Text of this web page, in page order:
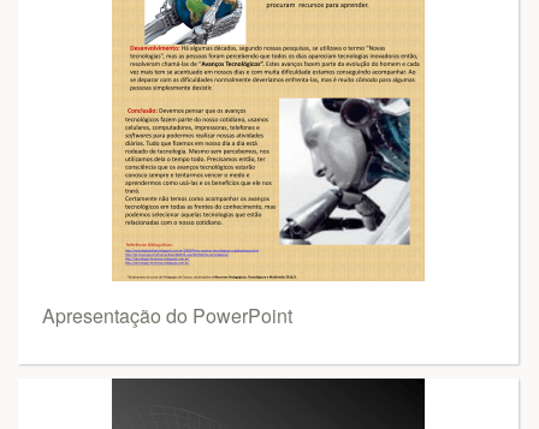
Apresentação do PowerPoint